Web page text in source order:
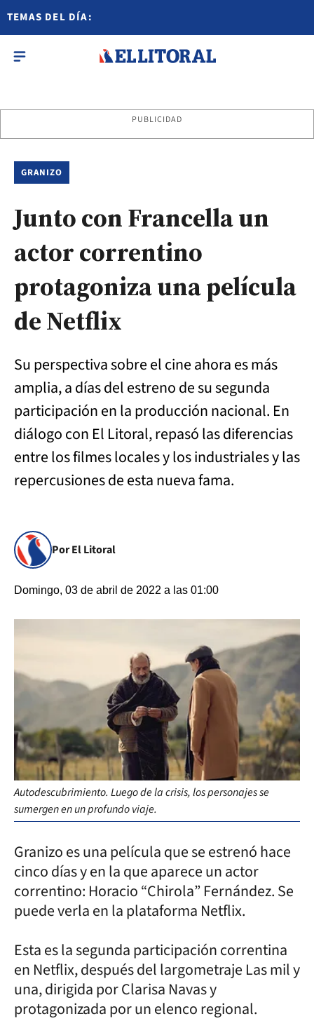
TEMAS DEL DÍA:
PUBLICIDAD
GRANIZO
Junto con Francella un
actor correntino
protagoniza una película
de Netflix
Su perspectiva sobre el cine ahora es más
amplia, a días del estreno de su segunda
participación en la producción nacional. En
diálogo con El Litoral, repasó las diferencias
entre los filmes locales y los industriales y las
repercusiones de esta nueva fama.
Por El Litoral
Domingo, 03 de abril de 2022 a las 01:00
Autodescubrimiento. Luego de la crisis, los personajes se
sumergen en un profundo viaje.
Granizo es una película que se estrenó hace
cinco días y en la que aparece un actor
correntino: Horacio “Chirola” Fernández. Se
puede verla en la plataforma Netflix.
Esta es la segunda participación correntina
en Netflix, después del largometraje Las mil y
una, dirigida por Clarisa Navas y
protagonizada por un elenco regional.